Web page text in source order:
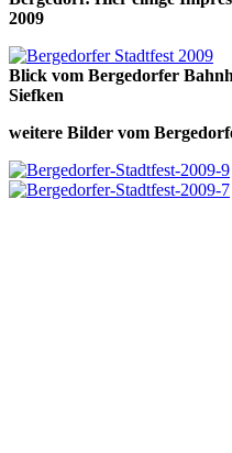
2009
Blick vom Bergedorfer
Siefken
weitere Bilder vom